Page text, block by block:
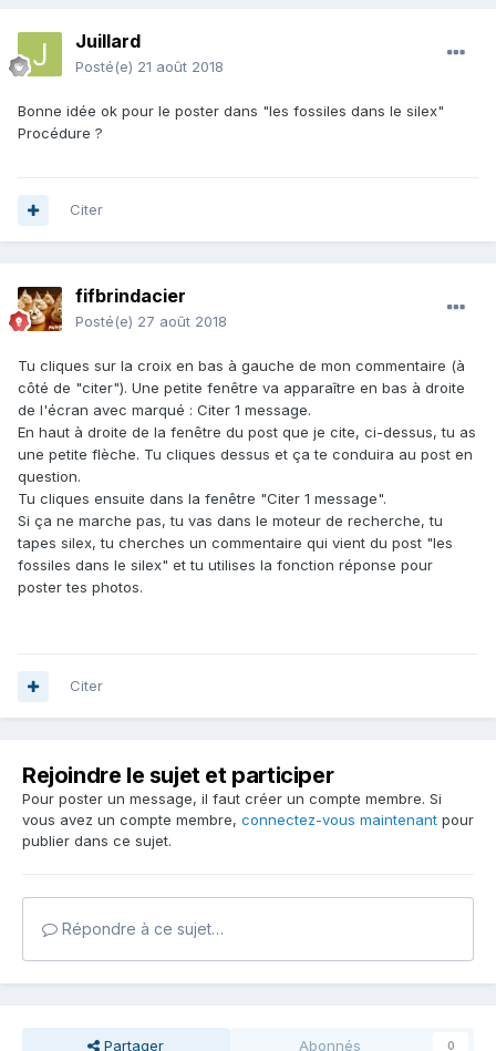
Juillard
Posté(e) 21 août 2018
Bonne idée ok pour le poster dans "les fossiles dans le silex"
Procédure ?
Citer
fifbrindacier
Posté(e) 27 août 2018
Tu cliques sur la croix en bas à gauche de mon commentaire (à
côté de "citer"). Une petite fenêtre va apparaître en bas à droite
de l'écran avec marqué : Citer 1 message.
En haut à droite de la fenêtre du post que je cite, ci-dessus, tu as
une petite flèche. Tu cliques dessus et ça te conduira au post en
question.
Tu cliques ensuite dans la fenêtre "Citer 1 message".
Si ça ne marche pas, tu vas dans le moteur de recherche, tu
tapes silex, tu cherches un commentaire qui vient du post "les
fossiles dans le silex" et tu utilises la fonction réponse pour
poster tes photos.
Citer
Rejoindre le sujet et participer
Pour poster un message, il faut créer un compte membre. Si
vous avez un compte membre, connectez-vous maintenant pour
publier dans ce sujet.
Répondre à ce sujet…
Partager Abonnés 0